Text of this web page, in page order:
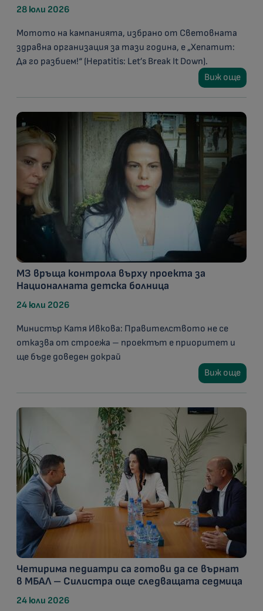
28 юли 2026
Мотото на кампанията, избрано от Световната
здравна организация за тази година, е „Хепатит:
Да го разбием!“ (Hepatitis: Let’s Break It Down).
Виж още
МЗ връща контрола върху проекта за
Националната детска болница
24 юли 2026
Министър Катя Ивкова: Правителството не се
отказва от строежа – проектът е приоритет и
ще бъде доведен докрай
Виж още
Четирима педиатри са готови да се върнат
в МБАЛ – Силистра още следващата седмица
24 юли 2026